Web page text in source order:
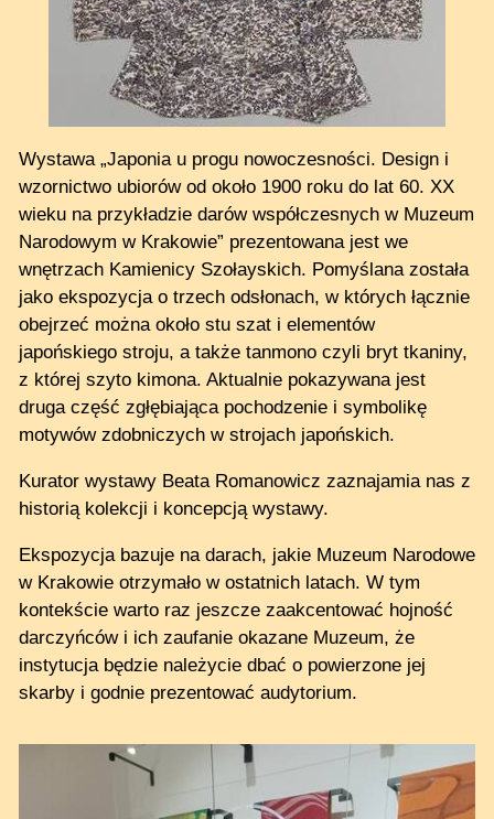
Wystawa „Japonia u progu nowoczesności. Design i
wzornictwo ubiorów od około 1900 roku do lat 60. XX
wieku na przykładzie darów współczesnych w Muzeum
Narodowym w Krakowie” prezentowana jest we
wnętrzach Kamienicy Szołayskich. Pomyślana została
jako ekspozycja o trzech odsłonach, w których łącznie
obejrzeć można około stu szat i elementów
japońskiego stroju, a także tanmono czyli bryt tkaniny,
z której szyto kimona. Aktualnie pokazywana jest
druga część zgłębiająca pochodzenie i symbolikę
motywów zdobniczych w strojach japońskich.
Kurator wystawy Beata Romanowicz zaznajamia nas z
historią kolekcji i koncepcją wystawy.
Ekspozycja bazuje na darach, jakie Muzeum Narodowe
w Krakowie otrzymało w ostatnich latach. W tym
kontekście warto raz jeszcze zaakcentować hojność
darczyńców i ich zaufanie okazane Muzeum, że
instytucja będzie należycie dbać o powierzone jej
skarby i godnie prezentować audytorium.